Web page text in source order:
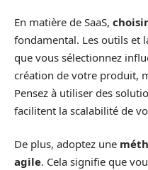
En matière de SaaS,
fondamental. Les outils et
que vous sélectionnez
création de votre produit,
Pensez à utiliser des
facilitent la scalabilité de
De plus, adoptez une
agile. Cela signifie que